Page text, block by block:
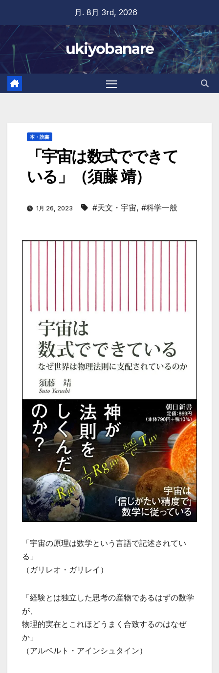
content
月. 8月 3rd, 2026
ukiyobanare
本・読書
「宇宙は数式でできて
いる」（須藤 靖）
1月 26, 2023 #天文・宇宙, #科学一般
「宇宙の原理は数学という言語で記述されてい
る」
（ガリレオ・ガリレイ）
「経験とは独立した思考の産物であるはずの数学
が、
物理的実在とこれほどうまく合致するのはなぜ
か」
（アルベルト・アインシュタイン）